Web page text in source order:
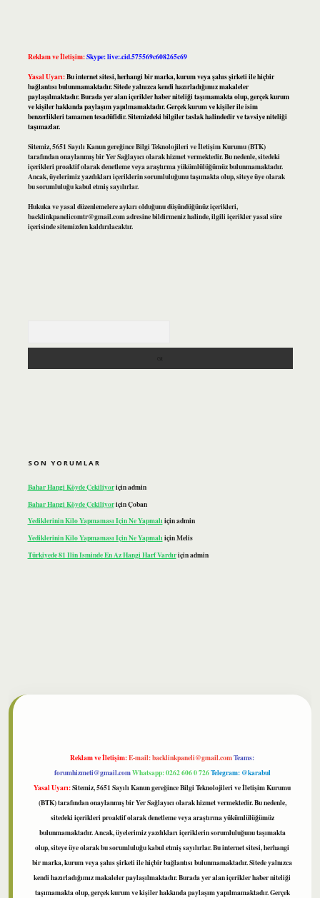
Reklam ve İletişim:Skype: live:.cid.575569c608265c69
Yasal Uyarı:Bu internet sitesi, herhangi bir marka, kurum veya şahıs şirketi ile hiçbir
bağlantısı bulunmamaktadır. Sitede yalnızca kendi hazırladığımız makaleler
paylaşılmaktadır. Burada yer alan içerikler haber niteliği taşımamakta olup, gerçek kurum
ve kişiler hakkında paylaşım yapılmamaktadır. Gerçek kurum ve kişiler ile isim
benzerlikleri tamamen tesadüfidir. Sitemizdeki bilgiler taslak halindedir ve tavsiye niteliği
taşımazlar.
Sitemiz, 5651 Sayılı Kanun gereğince Bilgi Teknolojileri ve İletişim Kurumu (BTK)
tarafından onaylanmış bir Yer Sağlayıcı olarak hizmet vermektedir. Bu nedenle, sitedeki
içerikleri proaktif olarak denetleme veya araştırma yükümlülüğümüz bulunmamaktadır.
Ancak, üyelerimiz yazdıkları içeriklerin sorumluluğunu taşımakta olup, siteye üye olarak
bu sorumluluğu kabul etmiş sayılırlar.
Hukuka ve yasal düzenlemelere aykırı olduğunu düşündüğünüz içerikleri,
backlinkpanelicomtr@gmail.comadresine bildirmeniz halinde, ilgili içerikler yasal süre
içerisinde sitemizden kaldırılacaktır.
SON YORUMLAR
Bahar Hangi Köyde Çekiliyoriçinadmin
Bahar Hangi Köyde ÇekiliyoriçinÇoban
Yediklerinin Kilo Yapmaması Için Ne Yapmalıiçinadmin
Yediklerinin Kilo Yapmaması Için Ne YapmalıiçinMelis
Türkiyede 81 Ilin Isminde En Az Hangi Harf Vardıriçinadmin
Reklam ve İletişim:E-mail:backlinkpaneli@gmail.comTeams:
forumhizmeti@gmail.comWhatsapp: 0262 606 0 726Telegram: @karabul
Yasal Uyarı:Sitemiz, 5651 Sayılı Kanun gereğince Bilgi Teknolojileri ve İletişim Kurumu
(BTK) tarafından onaylanmış bir Yer Sağlayıcı olarak hizmet vermektedir. Bu nedenle,
sitedeki içerikleri proaktif olarak denetleme veya araştırma yükümlülüğümüz
bulunmamaktadır. Ancak, üyelerimiz yazdıkları içeriklerin sorumluluğunu taşımakta
olup, siteye üye olarak bu sorumluluğu kabul etmiş sayılırlar. Bu internet sitesi, herhangi
bir marka, kurum veya şahıs şirketi ile hiçbir bağlantısı bulunmamaktadır. Sitede yalnızca
kendi hazırladığımız makaleler paylaşılmaktadır. Burada yer alan içerikler haber niteliği
taşımamakta olup, gerçek kurum ve kişiler hakkında paylaşım yapılmamaktadır. Gerçek